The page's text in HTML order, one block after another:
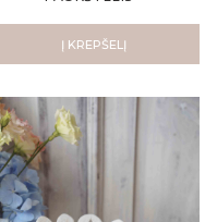
Į KREPŠELĮ